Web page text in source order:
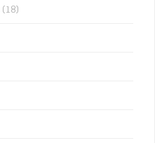
(18)